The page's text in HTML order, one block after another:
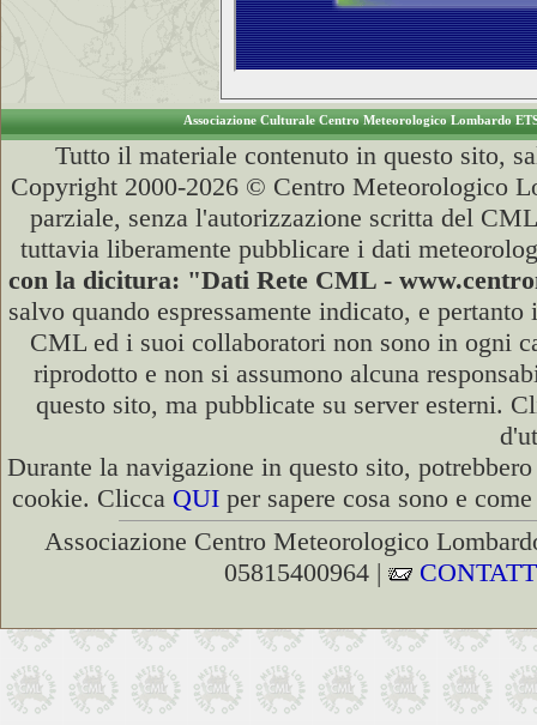
Associazione Culturale Centro Meteorologico Lombardo
Tutto il materiale contenuto in questo sito,
Copyright 2000-2026 © Centro Meteorologico
parziale, senza l'autorizzazione scritta del
tuttavia liberamente pubblicare i dati
con la dicitura: "Dati Rete CML -
salvo quando espressamente indicato, e
CML ed i suoi collaboratori non sono in ogni
riprodotto e non si assumono alcuna
questo sito, ma pubblicate su server esterni.
Durante la navigazione in questo sito,
cookie. Clicca QUI per sapere cosa sono e
Associazione Centro Meteorologico
05815400964 |